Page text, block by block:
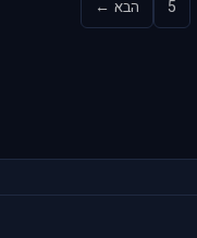
5 הבא ←